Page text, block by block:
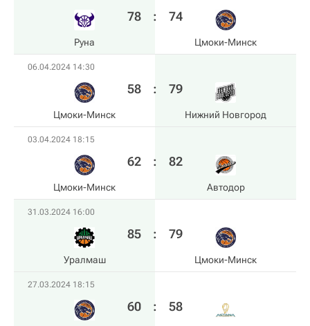
Руна
78 : 74
Цмоки-Минск
06.04.2024 14:30
Цмоки-Минск
58 : 79
Нижний Новгород
03.04.2024 18:15
Цмоки-Минск
62 : 82
Автодор
31.03.2024 16:00
Уралмаш
85 : 79
Цмоки-Минск
27.03.2024 18:15
60 : 58